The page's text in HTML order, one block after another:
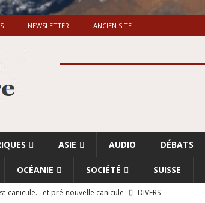
NEWSLETTER ANCIEN SITE
ASIE AUDIO DÉBATS
OCÉANIE SOCIÉTÉ SUISSE
canicule… et pré-nouvelle canicule
DIVERS